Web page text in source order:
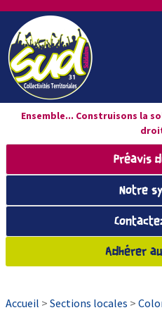
Ensemble... Construisons la
Préavis
Notre
Adhérer
Accueil > Sections locales >